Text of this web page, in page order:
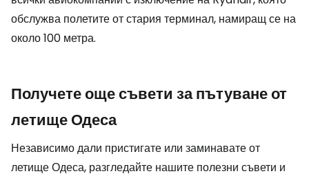
обслужва полетите от стария терминал, намиращ се на
около 100 метра.
Получете още съвети за пътуване от
летище Одеса
Независимо дали пристигате или заминавате от
летище Одеса, разгледайте нашите полезни съвети и